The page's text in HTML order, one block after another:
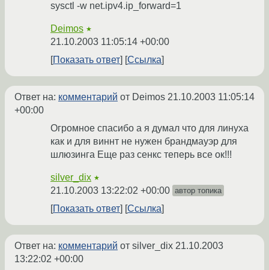
sysctl -w net.ipv4.ip_forward=1
Deimos ★
21.10.2003 11:05:14 +00:00
Показать ответ
Ссылка
Ответ на: комментарий от Deimos 21.10.2003 11:05:14
+00:00
Огромное спасибо а я думал что для линуха
как и для виннт не нужен брандмауэр для
шлюзинга Еще раз сенкс теперь все ок!!!
silver_dix ★
21.10.2003 13:22:02 +00:00 автор топика
Показать ответ Ссылка
Ответ на: комментарий от silver_dix 21.10.2003
13:22:02 +00:00